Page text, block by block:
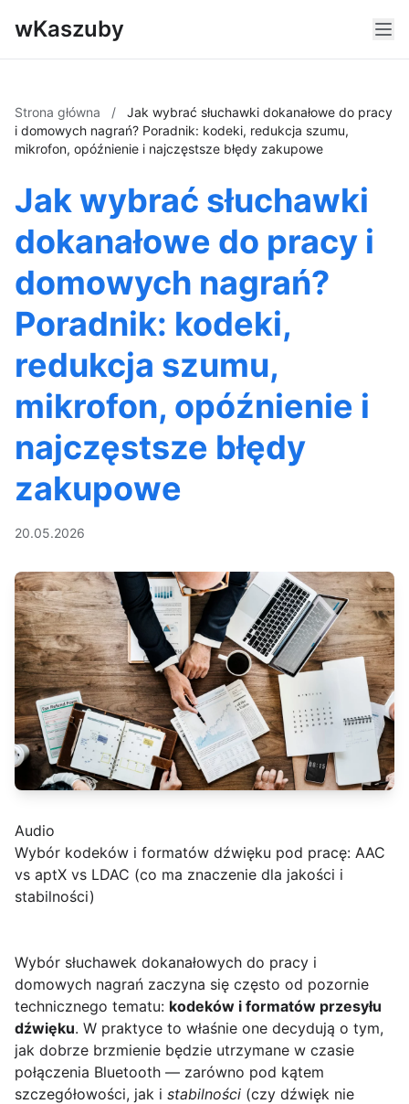
wKaszuby
Strona główna /
Jak wybrać słuchawki dokanałowe do pracy
i domowych nagrań? Poradnik: kodeki, redukcja szumu,
mikrofon, opóźnienie i najczęstsze błędy zakupowe
Jak wybrać słuchawki
dokanałowe do pracy i
domowych nagrań?
Poradnik: kodeki,
redukcja szumu,
mikrofon, opóźnienie i
najczęstsze błędy
zakupowe
20.05.2026
Audio
Wybór kodeków i formatów dźwięku pod pracę: AAC
vs aptX vs LDAC (co ma znaczenie dla jakości i
stabilności)
Wybór słuchawek dokanałowych do pracy i
domowych nagrań zaczyna się często od pozornie
technicznego tematu: kodeków i formatów przesyłu
dźwięku. W praktyce to właśnie one decydują o tym,
jak dobrze brzmienie będzie utrzymane w czasie
połączenia Bluetooth — zarówno pod kątem
szczegółowości, jak i stabilności (czy dźwięk nie